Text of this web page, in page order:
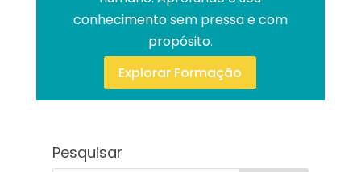
conhecimento sem pressa e com
propósito.
Explorar Formação
Pesquisar